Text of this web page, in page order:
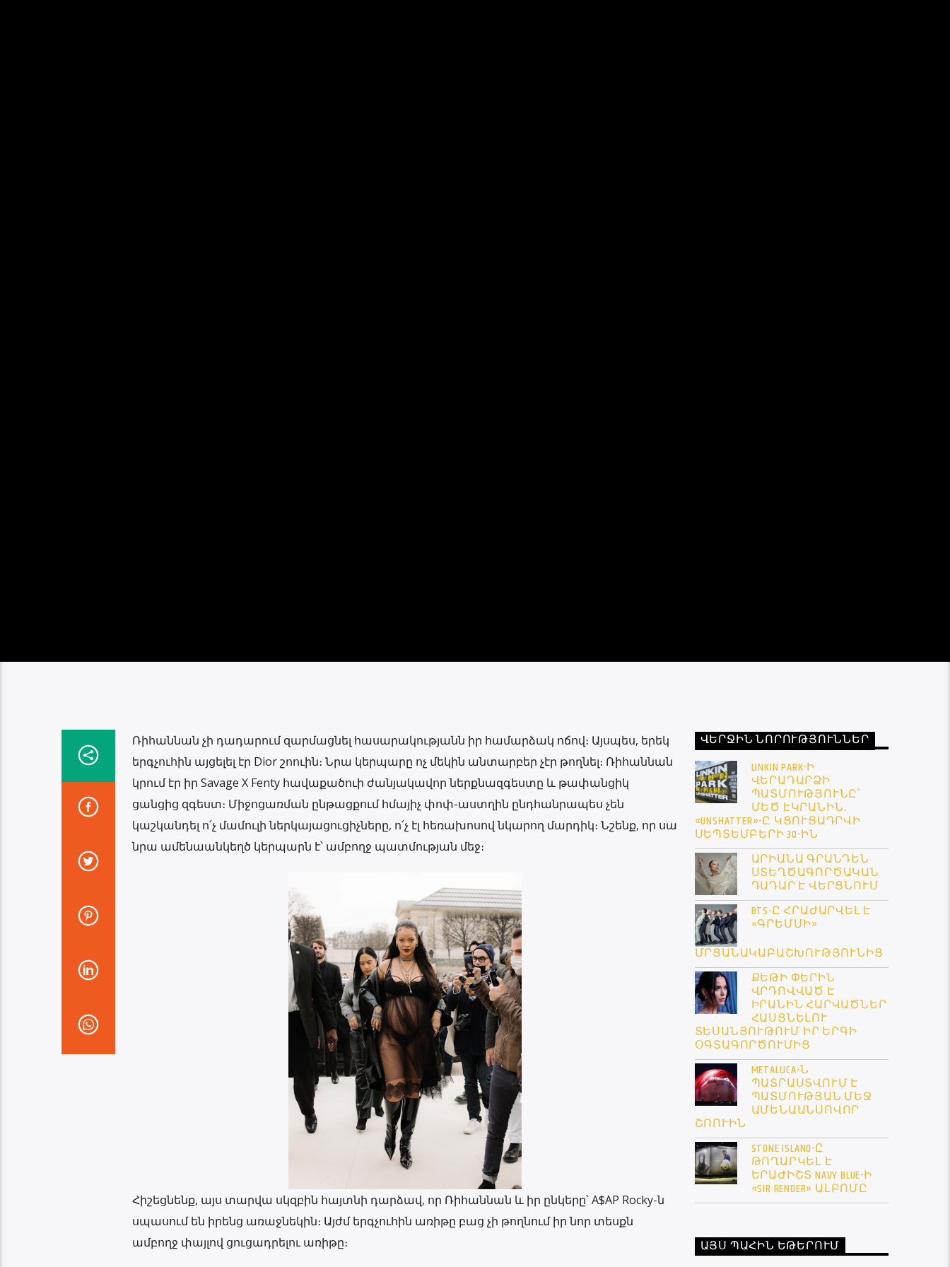
Ռիհաննան չի դադարում զարմացնել հասարակությանն իր համարձակ ոճով։ Այսպես, երեկ
երգչուհին այցելել էր Dior շոուին։ Նրա կերպարը ոչ մեկին անտարբեր չէր թողնել։ Ռիհաննան
կրում էր իր Savage X Fenty հավաքածուի ժանյակավոր ներքնազգեստը և թափանցիկ
ցանցից զգեստ։ Միջոցառման ընթացքում հմայիչ փոփ-աստղին ընդհանրապես չեն
կաշկանդել ո՛չ մամուլի ներկայացուցիչները, ո՛չ էլ հեռախոսով նկարող մարդիկ։ Նշենք, որ սա
նրա ամենաանկեղծ կերպարն է՝ ամբողջ պատմության մեջ։
Հիշեցնենք, այս տարվա սկզբին հայտնի դարձավ, որ Ռիհաննան և իր ընկերը՝ A$AP Rocky-ն
սպասում են իրենց առաջնեկին։ Այժմ երգչուհին առիթը բաց չի թողնում իր նոր տեսքն
ամբողջ փայլով ցուցադրելու առիթը։
ՎԵՐՋԻՆ ՆՈՐՈՒԹՅՈՒՆՆԵՐ
LINKIN PARK-Ի
ՎԵՐԱԴԱՐՁԻ
ՊԱՏՄՈՒԹՅՈՒՆԸ՝
ՄԵԾ ԷԿՐԱՆԻՆ․
«UNSHATTER»-Ը ԿՑՈՒՑԱԴՐՎԻ
ՍԵՊՏԵՄԲԵՐԻ 30-ԻՆ
ԱՐԻԱՆԱ ԳՐԱՆԴԵՆ
ՍՏԵՂԾԱԳՈՐԾԱԿԱՆ
ԴԱԴԱՐ Է ՎԵՐՑՆՈՒՄ
BTS-Ը ՀՐԱԺԱՐՎԵԼ Է
«ԳՐԵՄՄԻ»
ՄՐՑԱՆԱԿԱԲԱՇԽՈՒԹՅՈՒՆԻՑ
ՔԵԹԻ ՓԵՐԻՆ
ՎՐԴՈՎՎԱԾ Է
ԻՐԱՆԻՆ ՀԱՐՎԱԾՆԵՐ
ՀԱՍՑՆԵԼՈՒ
ՏԵՍԱՆՅՈՒԹՈՒՄ ԻՐ ԵՐԳԻ
ՕԳՏԱԳՈՐԾՈՒՄԻՑ
METALLICA-Ն
ՊԱՏՐԱՍՏՎՈՒՄ Է
ՊԱՏՄՈՒԹՅԱՆ ՄԵՋ
ԱՄԵՆԱԱՆՍՈՎՈՐ
ՇՈՈՒԻՆ
STONE ISLAND-Ը
ԹՈՂԱՐԿԵԼ Է
ԵՐԱԺԻՇՏ NAVY BLUE-Ի
«SIR RENDER» ԱԼԲՈՄԸ
ԱՅՍ ՊԱՀԻՆ ԵԹԵՐՈՒՄ